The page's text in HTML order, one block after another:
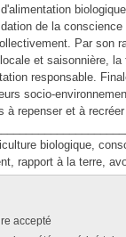
de la
Par son
et saisonnière,
responsable.
socio-
repenser et à
biologique,
rapport à la terre,
accepté